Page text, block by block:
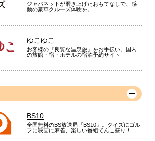
ジャパネットが磨き上げたおもてなしで、感
動の豪華クルーズ体験を。
ゆこゆこ
お客様の『良質な温泉旅』をお手伝い。国内
の旅館・宿・ホテルの宿泊予約サイト
BS10
全国無料のBS放送局『BS10』。クイズにゴル
フに映画に麻雀、楽しい番組てんこ盛り！